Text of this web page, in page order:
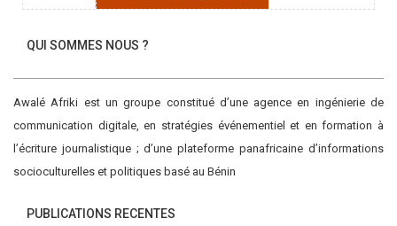
QUI SOMMES NOUS ?
Awalé Afriki est un groupe constitué d’une agence en ingénierie de
communication digitale, en stratégies événementiel et en formation à
l’écriture journalistique ; d’une plateforme panafricaine d’informations
socioculturelles et politiques basé au Bénin
PUBLICATIONS RECENTES